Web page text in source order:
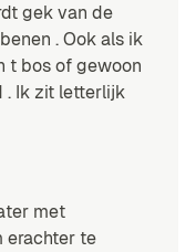
gek van de
. Ook als ik
t bos of gewoon
. Ik zit letterlijk
met
erachter te